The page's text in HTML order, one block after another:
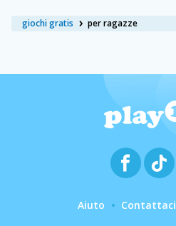
giochi gratis per ragazze
Aiuto Contattaci